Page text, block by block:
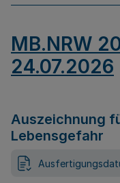
MB.NRW
24.07.2026
Auszeichnung
Lebensgefahr